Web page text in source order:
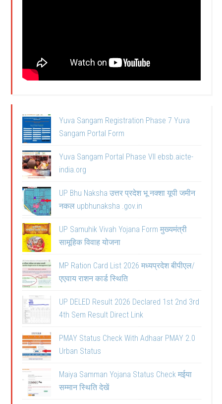
Yuva Sangam Registration Phase 7 Yuva
Sangam Portal Form
Yuva Sangam Portal Phase VII ebsb.aicte-
india.org
UP Bhu Naksha उत्तर प्रदेश भू नक्शा यूपी जमीन
नकल upbhunaksha .gov.in
UP Samuhik Vivah Yojana Form मुख्यमंत्री
सामूहिक विवाह योजना
MP Ration Card List 2026 मध्यप्रदेश बीपीएल/
एएवाय राशन कार्ड स्थिति
UP DELED Result 2026 Declared 1st 2nd 3rd
4th Sem Result Direct Link
PMAY Status Check With Adhaar PMAY 2.0
Urban Status
Maiya Samman Yojana Status Check मईया
सम्मान स्थिति देखें